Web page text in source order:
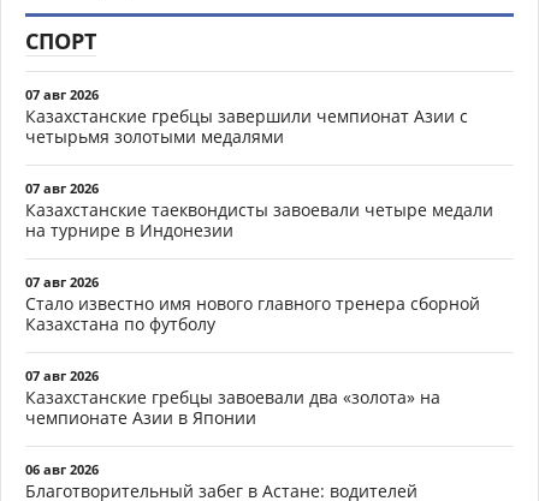
СПОРТ
07 авг 2026
Казахстанские гребцы завершили чемпионат Азии с
четырьмя золотыми медалями
07 авг 2026
Казахстанские таеквондисты завоевали четыре медали
на турнире в Индонезии
07 авг 2026
Стало известно имя нового главного тренера сборной
Казахстана по футболу
07 авг 2026
Казахстанские гребцы завоевали два «золота» на
чемпионате Азии в Японии
06 авг 2026
Благотворительный забег в Астане: водителей